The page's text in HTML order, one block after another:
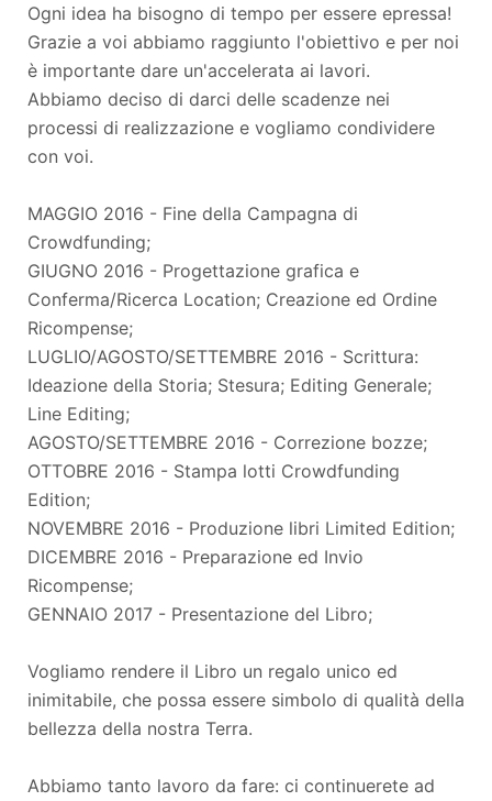
Ogni idea ha bisogno di tempo per essere epressa!
Grazie a voi abbiamo raggiunto l'obiettivo e per noi
è importante dare un'accelerata ai lavori.
Abbiamo deciso di darci delle scadenze nei
processi di realizzazione e vogliamo condividere
con voi.
MAGGIO 2016 - Fine della Campagna di
Crowdfunding;
GIUGNO 2016 - Progettazione grafica e
Conferma/Ricerca Location; Creazione ed Ordine
Ricompense;
LUGLIO/AGOSTO/SETTEMBRE 2016 - Scrittura:
Ideazione della Storia; Stesura; Editing Generale;
Line Editing;
AGOSTO/SETTEMBRE 2016 - Correzione bozze;
OTTOBRE 2016 - Stampa lotti Crowdfunding
Edition;
NOVEMBRE 2016 - Produzione libri Limited Edition;
DICEMBRE 2016 - Preparazione ed Invio
Ricompense;
GENNAIO 2017 - Presentazione del Libro;
Vogliamo rendere il Libro un regalo unico ed
inimitabile, che possa essere simbolo di qualità della
bellezza della nostra Terra.
Abbiamo tanto lavoro da fare: ci continuerete ad